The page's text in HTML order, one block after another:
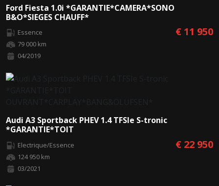
Ford Fiesta 1.0i *GARANTIE*CAMERA*SONO
B&O*SIEGES CHAUFF*
Essence
79 000 km
04/2019
€ 11 950
Audi A3 Sportback PHEV 1.4 TFSIe S-tronic
*GARANTIE*TOIT
Electrique/Essence
124 950 km
03/2021
€ 22 950